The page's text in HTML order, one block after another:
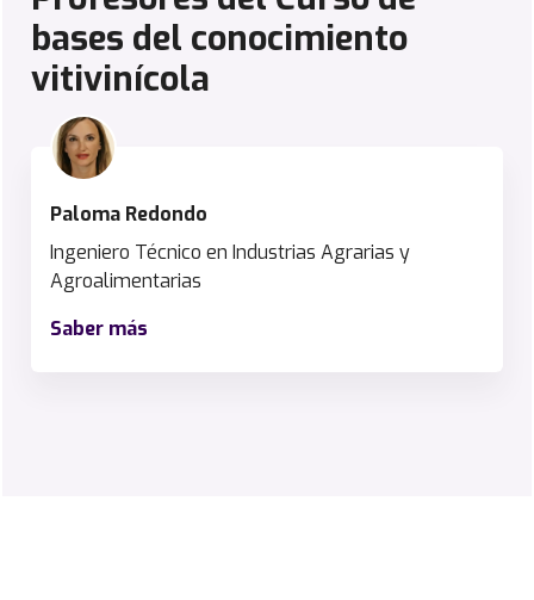
bases del conocimiento
vitivinícola
Paloma Redondo
Ingeniero Técnico en Industrias Agrarias y
Agroalimentarias
Saber más